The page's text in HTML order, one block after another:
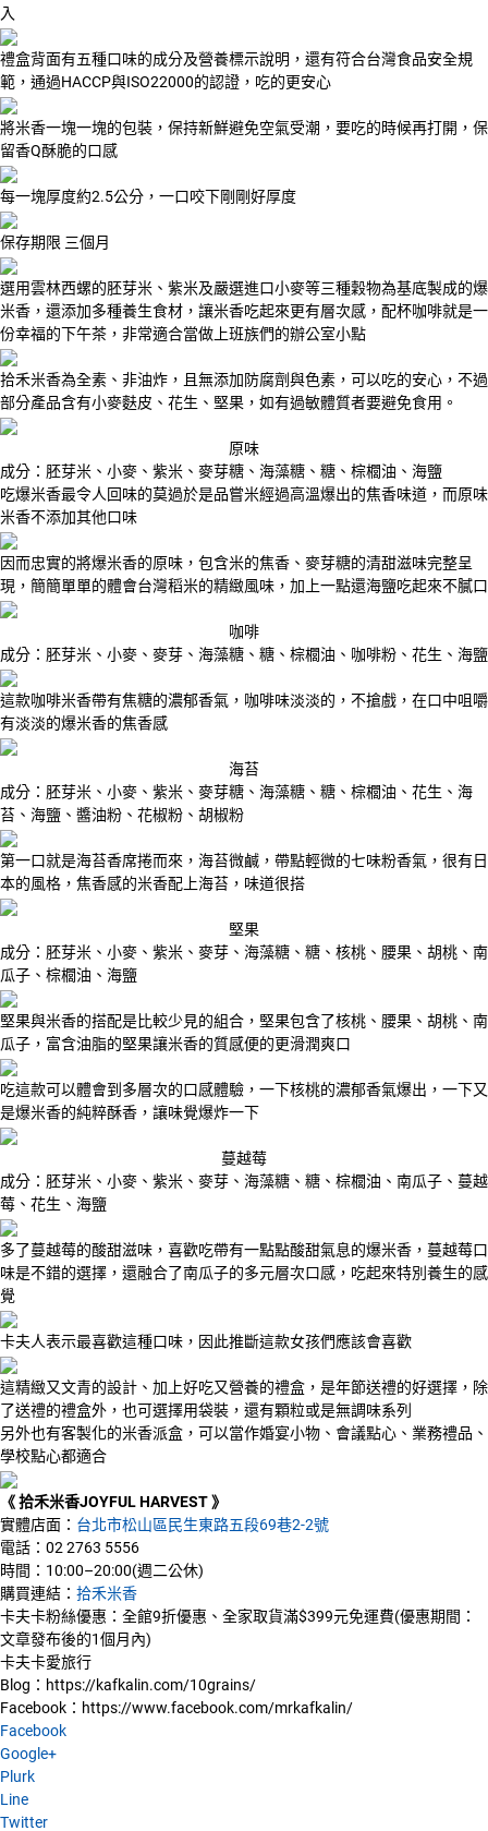
入
禮盒背面有五種口味的成分及營養標示說明，還有符合台灣食品安全規
範，通過HACCP與ISO22000的認證，吃的更安心
將米香一塊一塊的包裝，保持新鮮避免空氣受潮，要吃的時候再打開，保
留香Q酥脆的口感
每一塊厚度約2.5公分，一口咬下剛剛好厚度
保存期限 三個月
選用雲林西螺的胚芽米、紫米及嚴選進口小麥等三種穀物為基底製成的爆
米香，還添加多種養生食材，讓米香吃起來更有層次感，配杯咖啡就是一
份幸福的下午茶，非常適合當做上班族們的辦公室小點
拾禾米香為全素、非油炸，且無添加防腐劑與色素，可以吃的安心，不過
部分產品含有小麥麩皮、花生、堅果，如有過敏體質者要避免食用。
原味
成分：胚芽米、小麥、紫米、麥芽糖、海藻糖、糖、棕櫚油、海鹽
吃爆米香最令人回味的莫過於是品嘗米經過高溫爆出的焦香味道，而原味
米香不添加其他口味
因而忠實的將爆米香的原味，包含米的焦香、麥芽糖的清甜滋味完整呈
現，簡簡單單的體會台灣稻米的精緻風味，加上一點還海鹽吃起來不膩口
咖啡
成分：胚芽米、小麥、麥芽、海藻糖、糖、棕櫚油、咖啡粉、花生、海鹽
這款咖啡米香帶有焦糖的濃郁香氣，咖啡味淡淡的，不搶戲，在口中咀嚼
有淡淡的爆米香的焦香感
海苔
成分：胚芽米、小麥、紫米、麥芽糖、海藻糖、糖、棕櫚油、花生、海
苔、海鹽、醬油粉、花椒粉、胡椒粉
第一口就是海苔香席捲而來，海苔微鹹，帶點輕微的七味粉香氣，很有日
本的風格，焦香感的米香配上海苔，味道很搭
堅果
成分：胚芽米、小麥、紫米、麥芽、海藻糖、糖、核桃、腰果、胡桃、南
瓜子、棕櫚油、海鹽
堅果與米香的搭配是比較少見的組合，堅果包含了核桃、腰果、胡桃、南
瓜子，富含油脂的堅果讓米香的質感便的更滑潤爽口
吃這款可以體會到多層次的口感體驗，一下核桃的濃郁香氣爆出，一下又
是爆米香的純粹酥香，讓味覺爆炸一下
蔓越莓
成分：胚芽米、小麥、紫米、麥芽、海藻糖、糖、棕櫚油、南瓜子、蔓越
莓、花生、海鹽
多了蔓越莓的酸甜滋味，喜歡吃帶有一點點酸甜氣息的爆米香，蔓越莓口
味是不錯的選擇，還融合了南瓜子的多元層次口感，吃起來特別養生的感
覺
卡夫人表示最喜歡這種口味，因此推斷這款女孩們應該會喜歡
這精緻又文青的設計、加上好吃又營養的禮盒，是年節送禮的好選擇，除
了送禮的禮盒外，也可選擇用袋裝，還有顆粒或是無調味系列
另外也有客製化的米香派盒，可以當作婚宴小物、會議點心、業務禮品、
學校點心都適合
《 拾禾米香JOYFUL HARVEST 》
實體店面： 台北市松山區民生東路五段69巷2-2號
電話：02 2763 5556
時間：10:00–20:00(週二公休)
購買連結： 拾禾米香
卡夫卡粉絲優惠：全館9折優惠、全家取貨滿$399元免運費(優惠期間：
文章發布後的1個月內)
卡夫卡愛旅行
Blog：https://kafkalin.com/10grains/
Facebook：https://www.facebook.com/mrkafkalin/
Facebook
Google+
Plurk
Line
Twitter